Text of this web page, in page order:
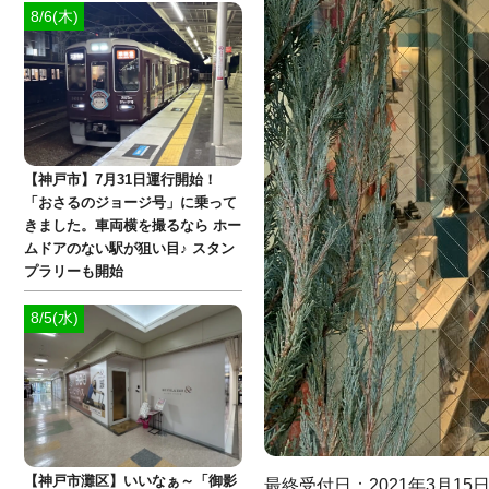
最終受付日：2021年3月15
8/6(木)
【神戸市】7月31日運行開始！
「おさるのジョージ号」に乗って
きました。車両横を撮るなら ホー
ムドアのない駅が狙い目♪ スタン
プラリーも開始
8/5(水)
【神戸市灘区】いいなぁ～「御影